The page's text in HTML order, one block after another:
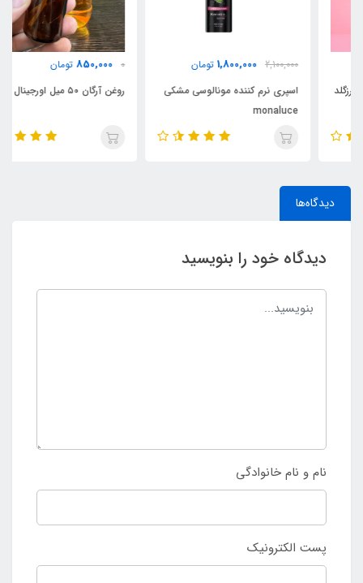
1,800,000
تومان
اسپری نرم کننده مونالوسی مشکی
monaluce
850,000 تومان
روغن آرگان ۵۰ میل اورجینال مراکش
دیدگاه‌ها
دیدگاه خود را بنویسید
نام و نام خانوادگی
پست الکترونیک